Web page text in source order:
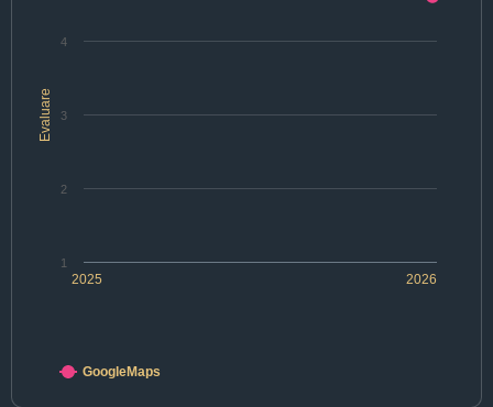
Evaluare
2025 2026
1
2
3
4
GoogleMaps